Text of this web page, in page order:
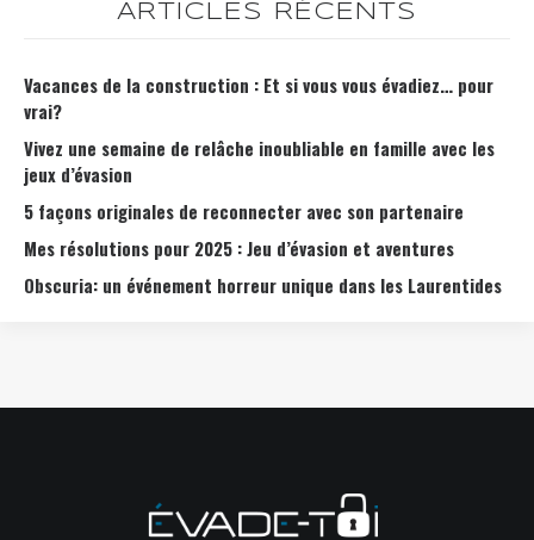
ARTICLES RÉCENTS
Vacances de la construction : Et si vous vous évadiez… pour
vrai?
Vivez une semaine de relâche inoubliable en famille avec les
jeux d’évasion
5 façons originales de reconnecter avec son partenaire
Mes résolutions pour 2025 : Jeu d’évasion et aventures
Obscuria: un événement horreur unique dans les Laurentides